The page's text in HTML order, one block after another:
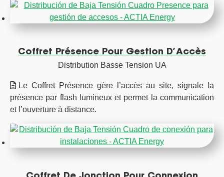
Coffret Présence Pour Gestion D’Accès
Distribution Basse Tension UA
Le Coffret Présence gère l’accès au site, signale la
présence par flash lumineux et permet la communication
et l’ouverture à distance.